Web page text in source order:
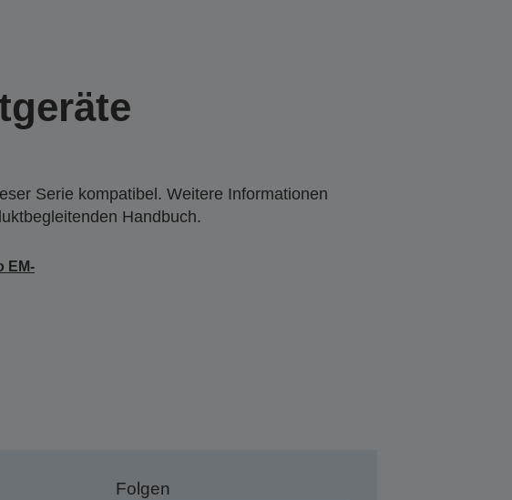
Serie kompatibel. Weitere Informationen
Handbuch.
EM-
Folgen